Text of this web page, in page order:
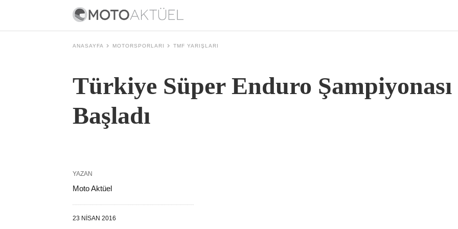
ANASAYFA MOTORSPORLARI TMF YARIŞLARI
Türkiye Süper Enduro Şampiyonası
Başladı
YAZAN
Moto Aktüel
23 NISAN 2016